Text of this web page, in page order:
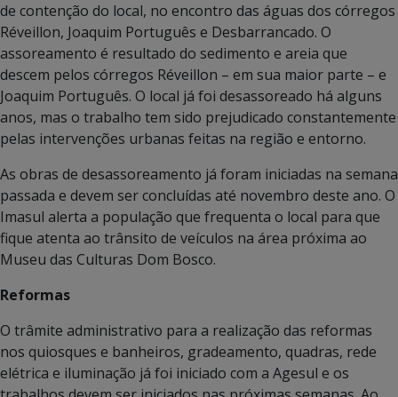
de contenção do local, no encontro das águas dos córregos
Réveillon, Joaquim Português e Desbarrancado. O
assoreamento é resultado do sedimento e areia que
descem pelos córregos Réveillon – em sua maior parte – e
Joaquim Português. O local já foi desassoreado há alguns
anos, mas o trabalho tem sido prejudicado constantemente
pelas intervenções urbanas feitas na região e entorno.
As obras de desassoreamento já foram iniciadas na semana
passada e devem ser concluídas até novembro deste ano. O
Imasul alerta a população que frequenta o local para que
fique atenta ao trânsito de veículos na área próxima ao
Museu das Culturas Dom Bosco.
Reformas
O trâmite administrativo para a realização das reformas
nos quiosques e banheiros, gradeamento, quadras, rede
elétrica e iluminação já foi iniciado com a Agesul e os